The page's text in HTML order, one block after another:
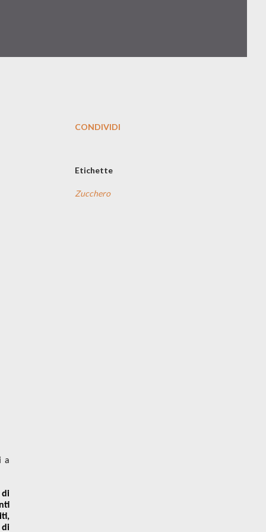
a
di
di
CONDIVIDI
Etichette
Zucchero